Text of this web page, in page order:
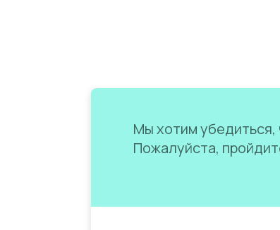
Мы хотим убедиться,
Пожалуйста,